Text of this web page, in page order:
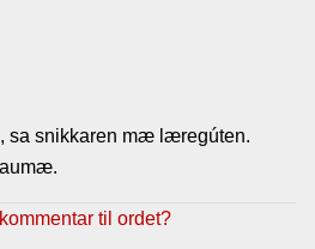
sa snikkaren mæ læregúten.
til ordet?